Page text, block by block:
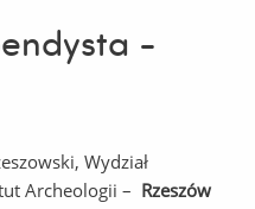
-
Wydział
Archeologii – Rzeszów